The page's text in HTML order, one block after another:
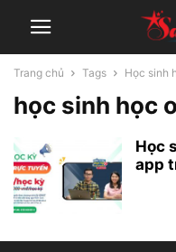
Trang chủ Tags Học sinh
học sinh học
Học
app